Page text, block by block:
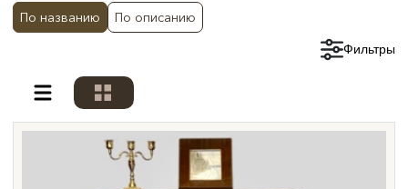
По названию По описанию
Фильтры
Разделы
Направление